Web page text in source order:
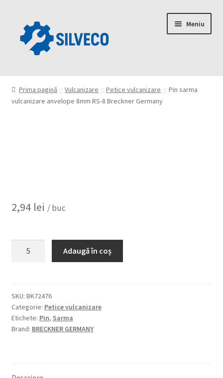
Meniu
Despre
Prima pagină Vulcanizare Petice vulcanizare
Pin sarma
vulcanizare anvelope 8mm RS-8 Breckner Germany
2,94 lei / buc
Adaugă în coș
SKU: BK72476
Categorie: Petice vulcanizare
Etichete: Pin, Sarma
Brand: BRECKNER GERMANY